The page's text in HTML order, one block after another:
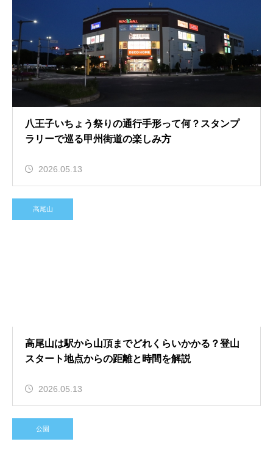
八王子いちょう祭りの通行手形って何？スタンプ
ラリーで巡る甲州街道の楽しみ方
2026.05.13
高尾山
高尾山は駅から山頂までどれくらいかかる？登山
スタート地点からの距離と時間を解説
2026.05.13
公園